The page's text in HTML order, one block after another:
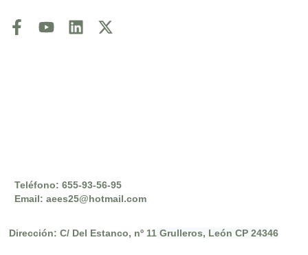
Teléfono: 655-93-56-95
Email: aees25@hotmail.com
Dirección: C/ Del Estanco, nº 11 Grulleros, León CP 24346